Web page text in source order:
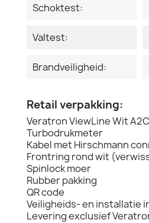
Schoktest:
Valtest:
Brandveiligheid:
Retail verpakking:
Veratron ViewLine Wit
Turbodrukmeter
Kabel met Hirschmann
Frontring rond wit
Spinlock moer
Rubber pakking
QR code
Veiligheids- en installatie
Levering exclusief